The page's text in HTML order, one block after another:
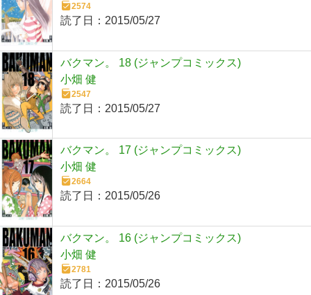
2574
読了日： 2015/05/27
バクマン。 18 (ジャンプコミックス)
小畑 健
2547
読了日： 2015/05/27
バクマン。 17 (ジャンプコミックス)
小畑 健
2664
読了日： 2015/05/26
バクマン。 16 (ジャンプコミックス)
小畑 健
2781
読了日： 2015/05/26